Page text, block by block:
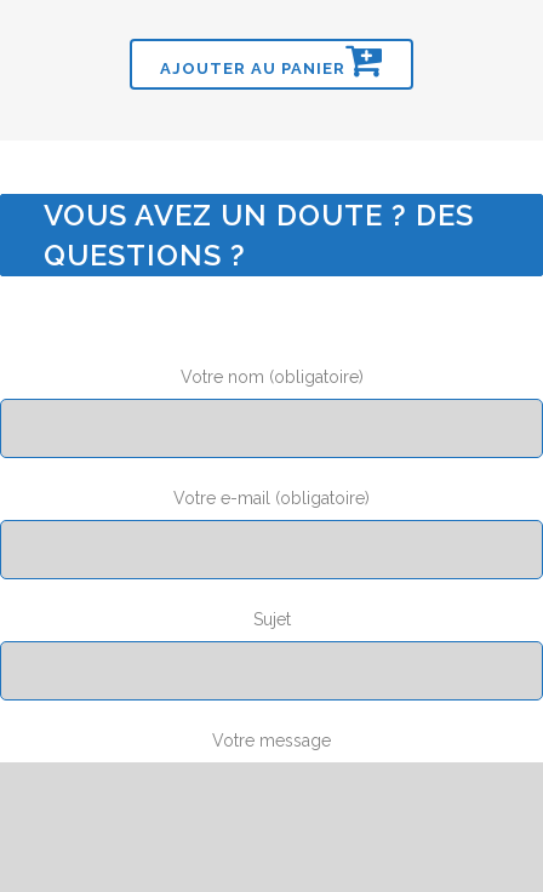
AJOUTER AU PANIER
VOUS AVEZ UN DOUTE ? DES
QUESTIONS ?
Votre nom (obligatoire)
Votre e-mail (obligatoire)
Sujet
Votre message